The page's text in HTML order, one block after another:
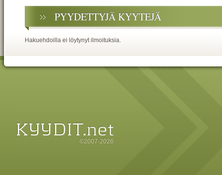
PYYDETTYJÄ KYYTEJÄ
Hakuehdoilla ei löytynyt ilmoituksia.
©2007-2026